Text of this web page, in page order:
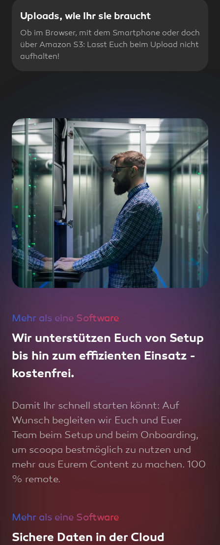
Uploads, wie Ihr sie braucht
Ob im Browser, mit dem Smartphone oder doch
über Amazon S3: Lasst Euch beim Upload nicht
aufhalten!
Mehr als eine Software
Wir unterstützen Euch von Setup
bis hin zum effizienten Einsatz -
kostenfrei.
Damit Ihr schnell starten könnt: Auf
Wunsch begleiten wir Euch und Euer
Team beim Setup und beim Onboarding,
um scoopa bestmöglich zu nutzen und
mehr aus Eurem Content zu machen. 100
% remote.
Mehr als eine Software
Sichere Daten in der Cloud